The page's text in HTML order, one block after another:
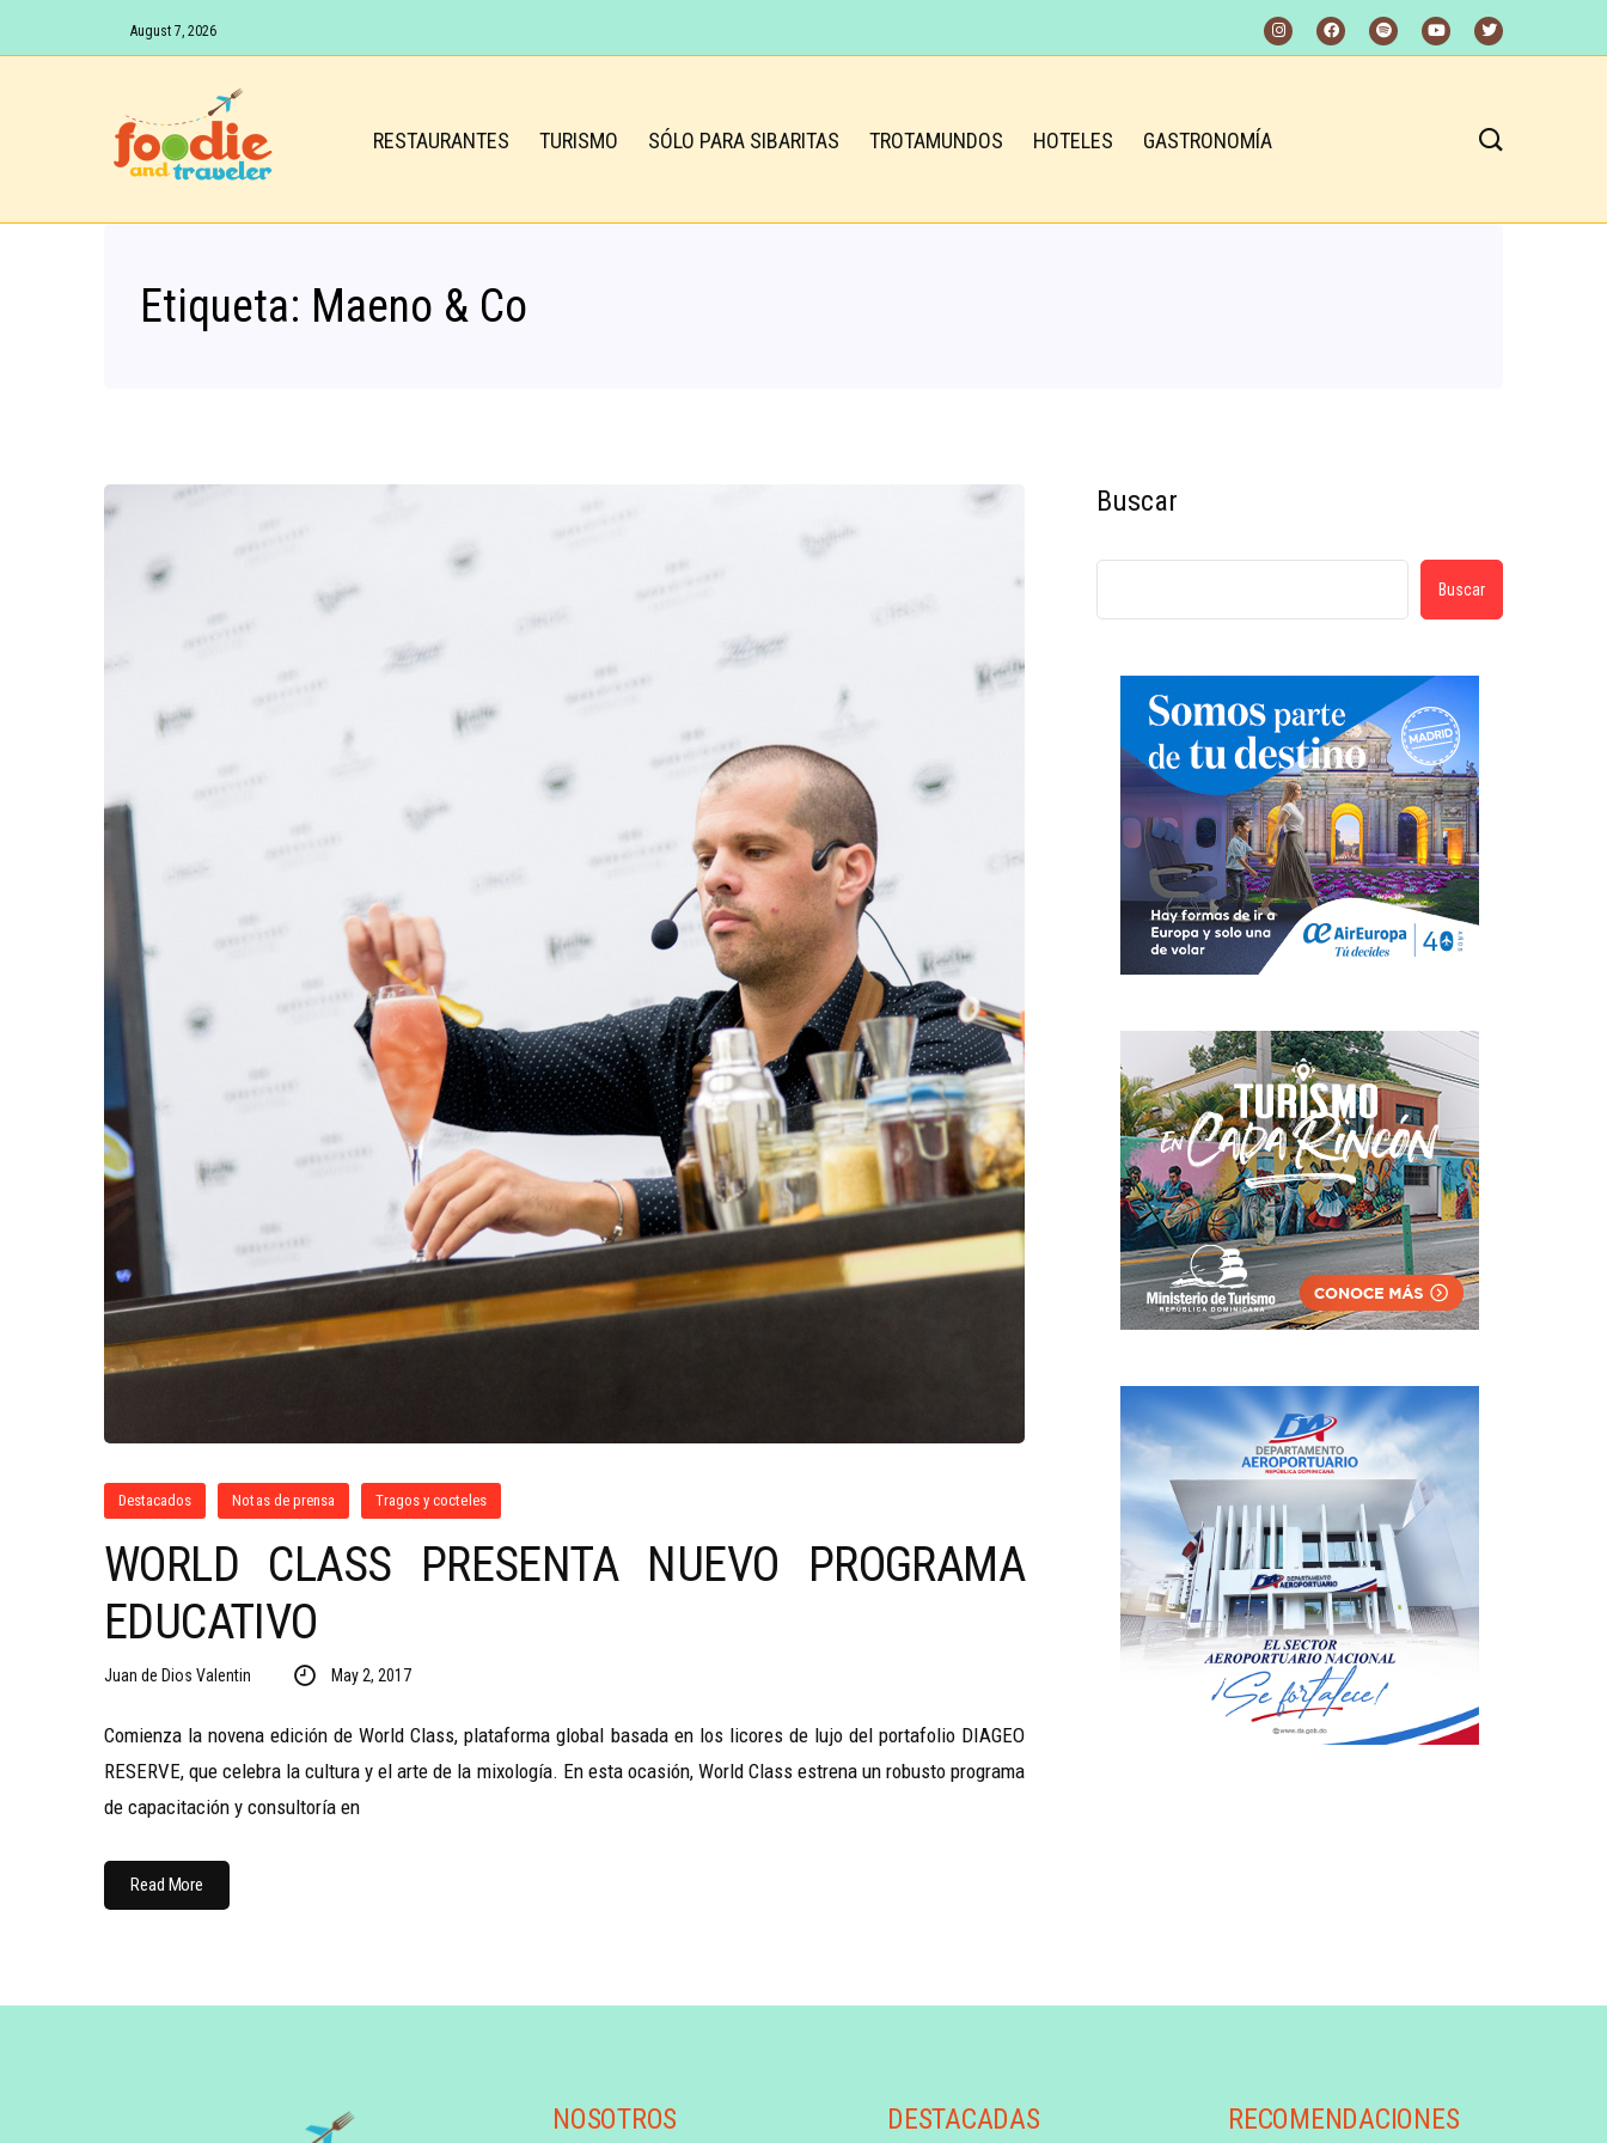
August 7, 2026
RESTAURANTES TURISMO SÓLO PARA SIBARITAS TROTAMUNDOS HOTELES GASTRONOMÍA
Etiqueta: Maeno & Co
Destacados Notas de prensa Tragos y cocteles
WORLD CLASS PRESENTA NUEVO PROGRAMA
EDUCATIVO
Juan de Dios Valentin May 2, 2017
Comienza la novena edición de World Class, plataforma global basada en los licores de lujo del portafolio DIAGEO
RESERVE, que celebra la cultura y el arte de la mixología. En esta ocasión, World Class estrena un robusto programa
de capacitación y consultoría en
Read More
Buscar
Buscar
NOSOTROS DESTACADAS RECOMENDACIONES